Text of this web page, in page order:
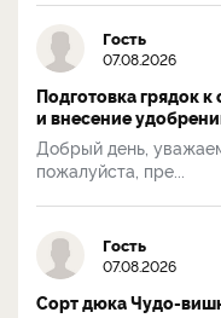
Гость
07.08.2026
Подготовка грядок к
и внесение
Добрый день,
пожалуйста, пре...
Гость
07.08.2026
Сорт дюка Чудо-